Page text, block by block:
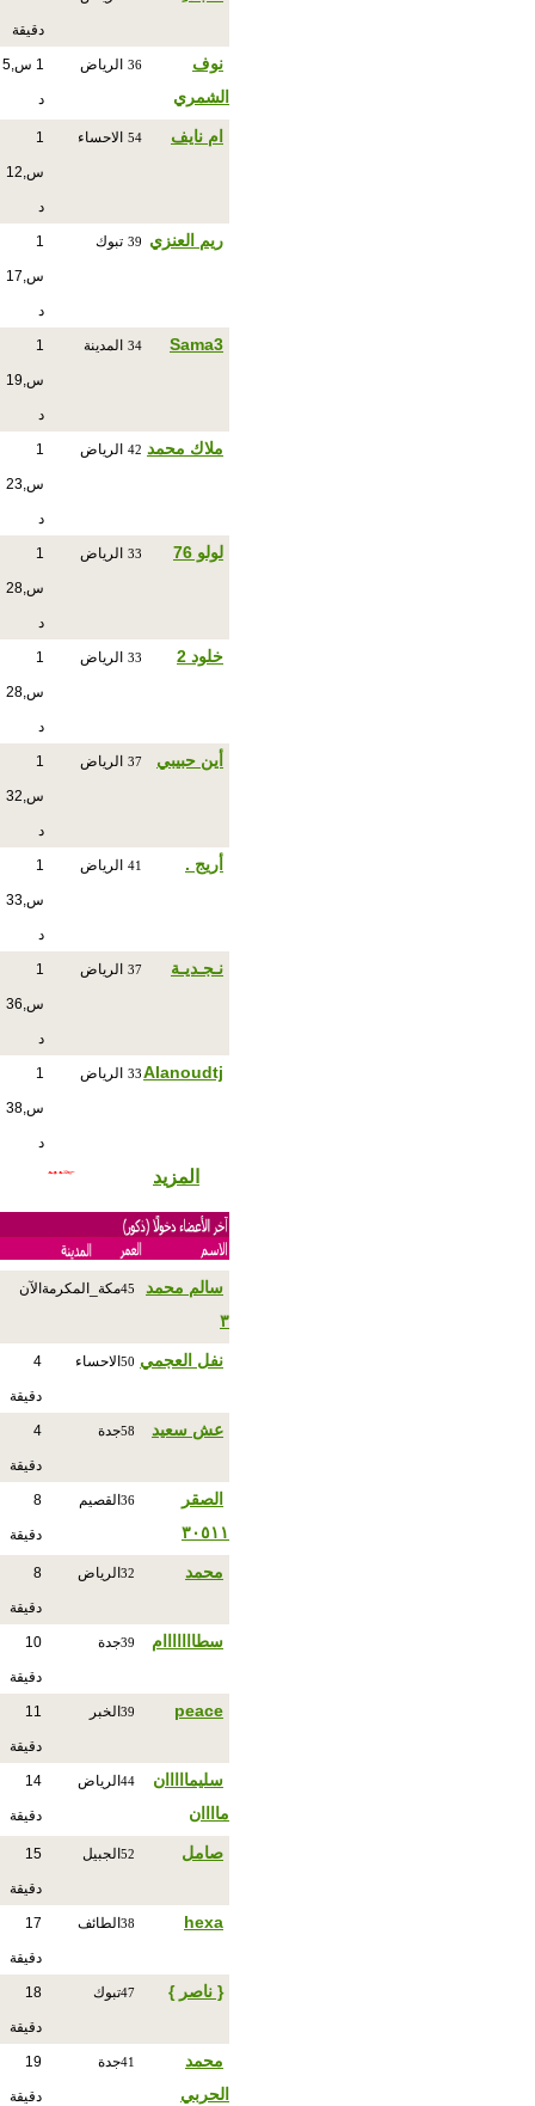
دقيقة
نوف
الشمري
36 الرياض 1 س,5
د
ام نايف 54 الاحساء 1
س,12
د
ريم العنزي 39 تبوك 1
س,17
د
Sama3
34 المدينة 1
س,19
د
ملاك محمد 42 الرياض 1
س,23
د
لولو 76 33 الرياض 1
س,28
د
خلود 2 33 الرياض 1
س,28
د
أين حبيبي 37 الرياض 1
س,32
د
أريج . 41 الرياض 1
س,33
د
نـجـديـة 37 الرياض 1
س,36
د
Alanoudtj
33 الرياض 1
س,38
د
المزيد
سالم محمد
٣
45مكة_المكرمة الآن
نفل العجمي 50 الاحساء 4
دقيقة
عش سعيد 58جدة 4
دقيقة
الصقر
٣٠٥١١
36 القصيم 8
دقيقة
‏محمد 32 الرياض 8
دقيقة
سطااااااام 39جدة 10
دقيقة
peace
39 الخبر 11
دقيقة
سليمااااان
ماااان
44 الرياض 14
دقيقة
صامل 52 الجبيل 15
دقيقة
hexa
38 الطائف 17
دقيقة
{ ناصر } 47تبوك 18
دقيقة
محمد
الحربي
41جدة 19
دقيقة